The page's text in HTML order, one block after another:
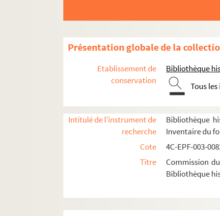
Présentation globale de la
Etablissement de
conservation
Bibliothèque
Tous
Intitulé de l'instrument de
recherche
Bibliothèque
Inventaire du
Cote
4C-EPF-003-
Titre
Commission
Bibliothèque
Dossier n° 37
Dossier n° 38
Dossier n° 39
Dossier n° 41
Dossier n° 42
Dossier n° 43
Dossier n° 47